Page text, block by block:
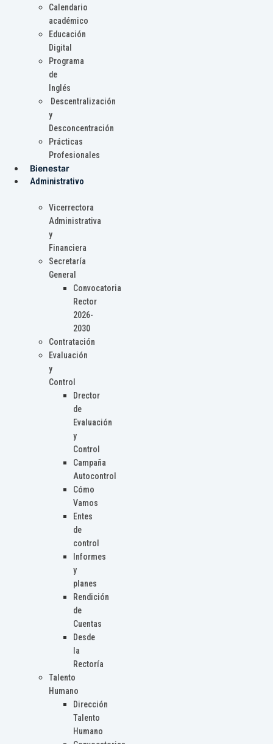
Calendario
académico
Educación
Digital
Programa
de
Inglés
Descentralización
y
Desconcentración
Prácticas
Profesionales
Bienestar
Administrativo
Vicerrectora
Administrativa
y
Financiera
Secretaría
General
Convocatoria
Rector
2026-
2030
Contratación
Evaluación
y
Control
Drector
de
Evaluación
y
Control
Campaña
Autocontrol
Cómo
Vamos
Entes
de
control
Informes
y
planes
Rendición
de
Cuentas
Desde
la
Rectoría
Talento
Humano
Dirección
Talento
Humano